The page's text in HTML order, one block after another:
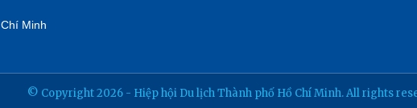
Minh
© Copyright 2026 - Hiệp hội Du lịch Thành phố Hồ Chí Minh. All rights